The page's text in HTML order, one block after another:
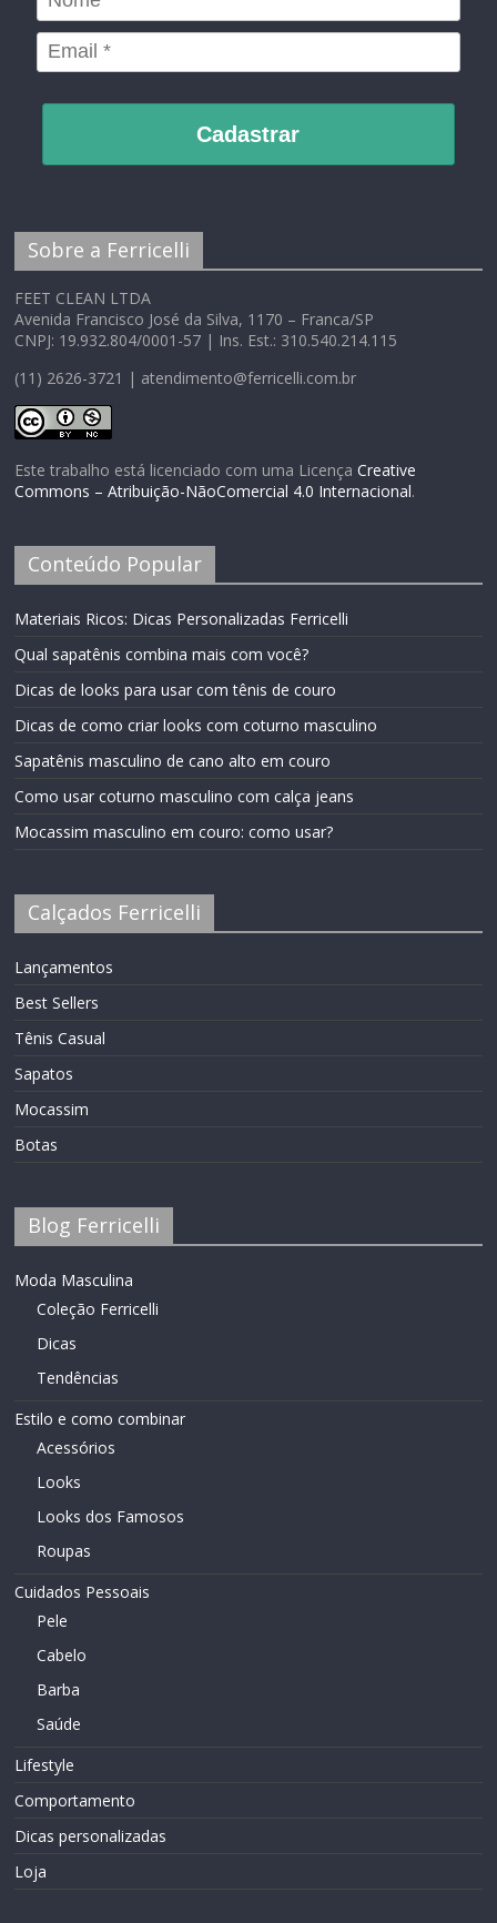
Cadastrar
Sobre a Ferricelli
FEET CLEAN LTDA
Avenida Francisco José da Silva, 1170 – Franca/SP
CNPJ: 19.932.804/0001-57 | Ins. Est.: 310.540.214.115
(11) 2626-3721 | atendimento@ferricelli.com.br
Este trabalho está licenciado com uma LicençaCreative
Commons – Atribuição-NãoComercial 4.0 Internacional.
Conteúdo Popular
Materiais Ricos: Dicas Personalizadas Ferricelli
Qual sapatênis combina mais com você?
Dicas de looks para usar com tênis de couro
Dicas de como criar looks com coturno masculino
Sapatênis masculino de cano alto em couro
Como usar coturno masculino com calça jeans
Mocassim masculino em couro: como usar?
Calçados Ferricelli
Lançamentos
Best Sellers
Tênis Casual
Sapatos
Mocassim
Botas
Blog Ferricelli
Moda Masculina
Coleção Ferricelli
Dicas
Tendências
Estilo e como combinar
Acessórios
Looks
Looks dos Famosos
Roupas
Cuidados Pessoais
Pele
Cabelo
Barba
Saúde
Lifestyle
Comportamento
Dicas personalizadas
Loja